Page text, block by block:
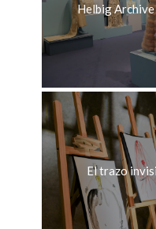
Helbig
El trazo